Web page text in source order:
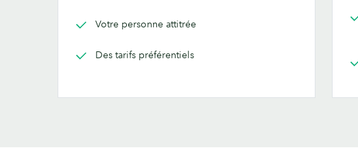
Votre personne attitrée
Des tarifs préférentiels